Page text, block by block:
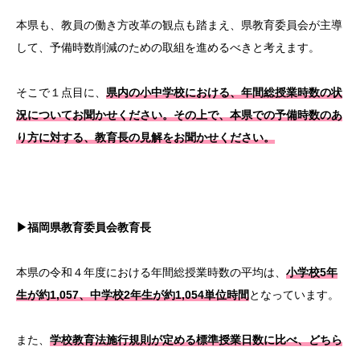
本県も、教員の働き方改革の観点も踏まえ、県教育委員会が主導
して、予備時数削減のための取組を進めるべきと考えます。
そこで１点目に、 県内の小中学校における、年間総授業時数の状
況についてお聞かせください。その上で、本県での予備時数のあ
り方に対する、教育長の見解をお聞かせください。
▶福岡県教育委員会教育長
本県の令和４年度における年間総授業時数の平均は、 小学校5年
生が約1,057、中学校2年生が約1,054単位時間となっています。
また、 学校教育法施行規則が定める標準授業日数に比べ、どちら